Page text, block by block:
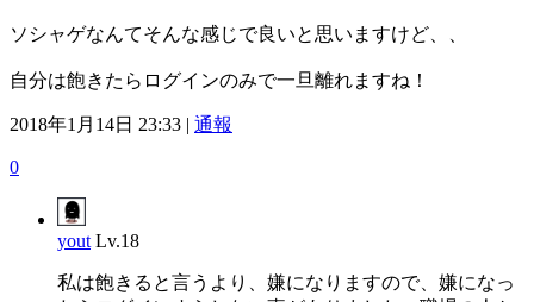
ソシャゲなんてそんな感じで良いと思いますけど、、
自分は飽きたらログインのみで一旦離れますね！
2018年1月14日 23:33 | 通報
0
yout Lv.18
私は飽きると言うより、嫌になりますので、嫌になっ